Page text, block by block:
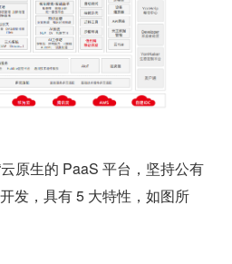
原生的 PaaS 平台，坚持公有
发，具有 5 大特性，如图所